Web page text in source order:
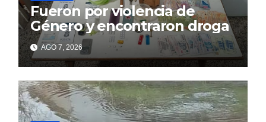
Fueron por violencia de
Género y encontraron droga
AGO 7, 2026